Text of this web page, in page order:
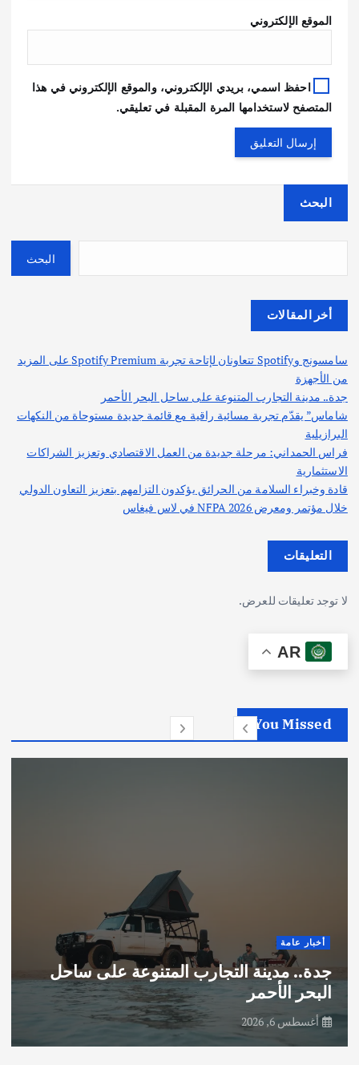
الموقع الإلكتروني
احفظ اسمي، بريدي الإلكتروني، والموقع الإلكتروني في هذا
المتصفح لاستخدامها المرة المقبلة في تعليقي.
البحث
البحث
أخر المقالات
سامسونج وSpotify تتعاونان لإتاحة تجربة Spotify Premium على المزيد
من الأجهزة
جدة.. مدينة التجارب المتنوعة على ساحل البحر الأحمر
شاماس” يقدّم تجربة مسائية راقية مع قائمة جديدة مستوحاة من النكهات
البرازيلية
فراس الحمداني: مرحلة جديدة من العمل الاقتصادي وتعزيز الشراكات
الاستثمارية
قادة وخبراء السلامة من الحرائق يؤكدون التزامهم بتعزيز التعاون الدولي
خلال مؤتمر ومعرض NFPA 2026 في لاس فيغاس
التعليقات
لا توجد تعليقات للعرض.
AR
You Missed
أخبار عامة
جدة.. مدينة التجارب المتنوعة على ساحل
البحر الأحمر
أغسطس 6, 2026